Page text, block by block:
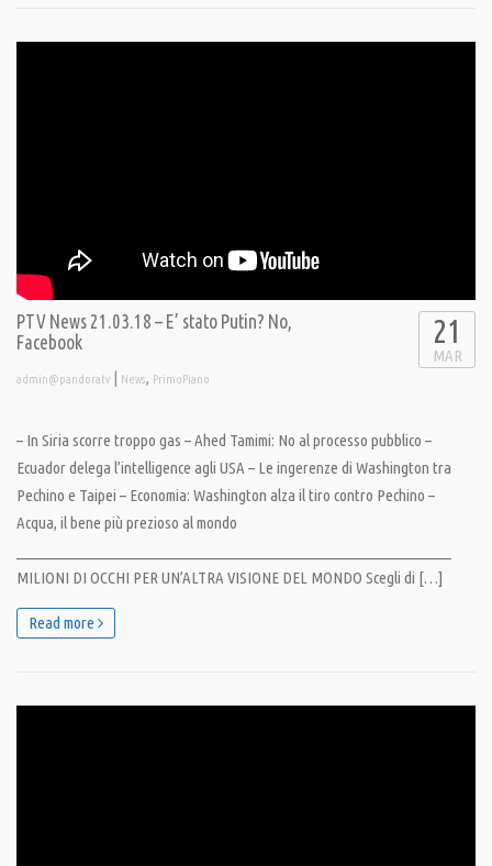
PTV News 21.03.18 – E’ stato Putin? No,
Facebook
admin@pandoratv | News, PrimoPiano
21
MAR
– In Siria scorre troppo gas – Ahed Tamimi: No al processo pubblico –
Ecuador delega l’intelligence agli USA – Le ingerenze di Washington tra
Pechino e Taipei – Economia: Washington alza il tiro contro Pechino –
Acqua, il bene più prezioso al mondo
MILIONI DI OCCHI PER UN’ALTRA VISIONE DEL MONDO Scegli di […]
Read more